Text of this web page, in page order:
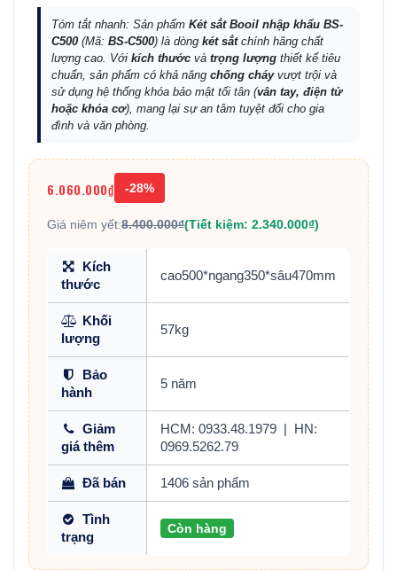
Tóm tắt nhanh: Sản phẩm Két sắt Booil nhập khẩu BS-
C500 (Mã: BS-C500) là dòng két sắtchính hãng chất
lượng cao. Với kích thước và trọng lượng thiết kế tiêu
chuẩn, sản phẩm có khả năng chống cháyvượt trội và
sử dụng hệ thống khóa bảo mật tối tân (vân tay, điện tử
hoặc khóa cơ), mang lại sự an tâm tuyệt đối cho gia
đình và văn phòng.
6.060.000₫ -28%
Giá niêm yết:8.400.000₫(Tiết kiệm: 2.340.000₫)
Kích
thước
cao500*ngang350*sâu470mm
Khối
lượng
57kg
Bảo
hành
5 năm
Giảm
giá thêm
HCM: 0933.48.1979
HN:
0969.5262.79
Đã bán 1406 sản phẩm
Tình
trạng
Còn hàng